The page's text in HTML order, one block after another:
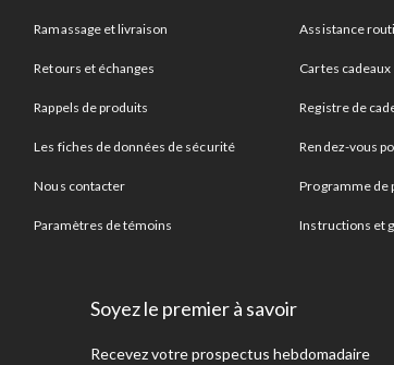
Ramassage et livraison
Retours et échanges
Rappels de produits
Les fiches de données de sécurité
Nous contacter
Paramètres de témoins
Assistance
Cartes cadeaux
Registre de
Rendez-vous
Programme de
Instructions et
Soyez le premier à savoir
Recevez votre prospectus hebdomadaire